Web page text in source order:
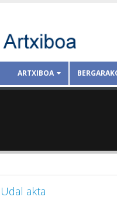
ARTXIBOA
Udal akta